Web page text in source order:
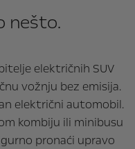
nešto.
električnih SUV
vožnju bez emisija.
električni automobil.
kombiju ili minibusu
pronaći upravo